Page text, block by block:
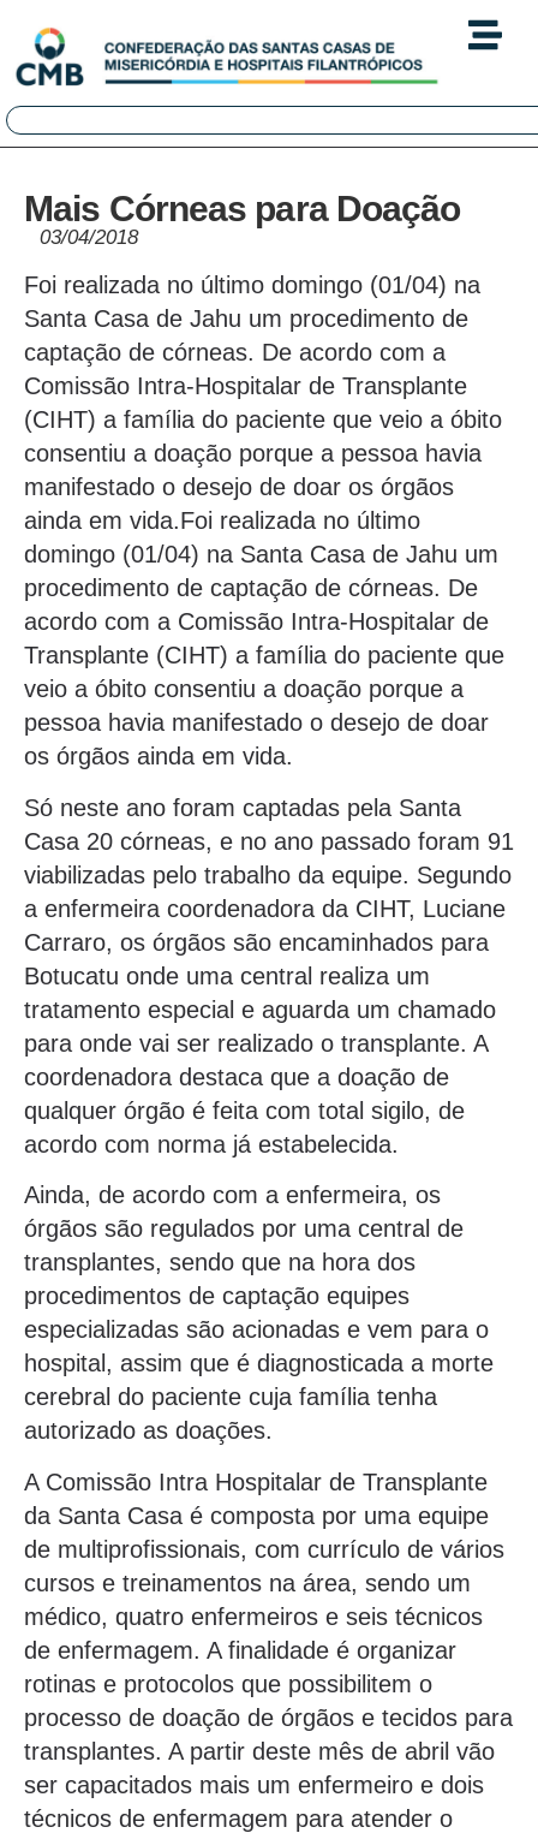
Mais Córneas para Doação
03/04/2018
Foi realizada no último domingo (01/04) na
Santa Casa de Jahu um procedimento de
captação de córneas. De acordo com a
Comissão Intra-Hospitalar de Transplante
(CIHT) a família do paciente que veio a óbito
consentiu a doação porque a pessoa havia
manifestado o desejo de doar os órgãos
ainda em vida.Foi realizada no último
domingo (01/04) na Santa Casa de Jahu um
procedimento de captação de córneas. De
acordo com a Comissão Intra-Hospitalar de
Transplante (CIHT) a família do paciente que
veio a óbito consentiu a doação porque a
pessoa havia manifestado o desejo de doar
os órgãos ainda em vida.
Só neste ano foram captadas pela Santa
Casa 20 córneas, e no ano passado foram 91
viabilizadas pelo trabalho da equipe. Segundo
a enfermeira coordenadora da CIHT, Luciane
Carraro, os órgãos são encaminhados para
Botucatu onde uma central realiza um
tratamento especial e aguarda um chamado
para onde vai ser realizado o transplante. A
coordenadora destaca que a doação de
qualquer órgão é feita com total sigilo, de
acordo com norma já estabelecida.
Ainda, de acordo com a enfermeira, os
órgãos são regulados por uma central de
transplantes, sendo que na hora dos
procedimentos de captação equipes
especializadas são acionadas e vem para o
hospital, assim que é diagnosticada a morte
cerebral do paciente cuja família tenha
autorizado as doações.
A Comissão Intra Hospitalar de Transplante
da Santa Casa é composta por uma equipe
de multiprofissionais, com currículo de vários
cursos e treinamentos na área, sendo um
médico, quatro enfermeiros e seis técnicos
de enfermagem. A finalidade é organizar
rotinas e protocolos que possibilitem o
processo de doação de órgãos e tecidos para
transplantes. A partir deste mês de abril vão
ser capacitados mais um enfermeiro e dois
técnicos de enfermagem para atender o